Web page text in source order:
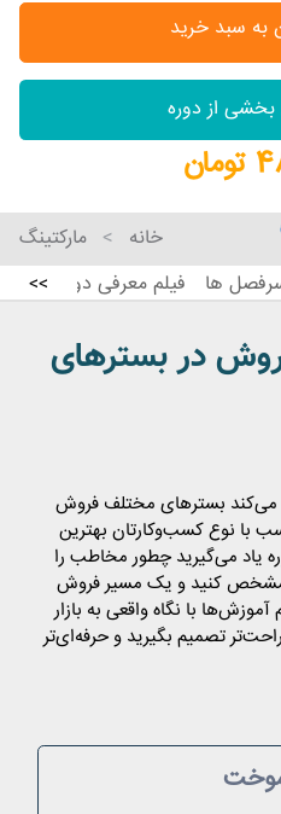
به سبد خرید
بخشی از دوره
خانه مارکتینگ
ها فیلم معرفی دوره >>
در بسترهای
بسترهای مختلف فروش
با نوع کسب‌وکارتان بهترین
یاد می‌گیرید چطور مخاطب را
مشخص کنید و یک مسیر فروش
آموزش‌ها با نگاه واقعی به بازار
تصمیم بگیرید و حرفه‌ای‌تر